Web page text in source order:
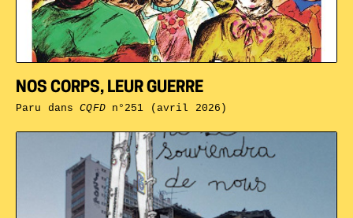
NOS CORPS, LEUR GUERRE
Paru dansCQFDn°251 (avril 2026)